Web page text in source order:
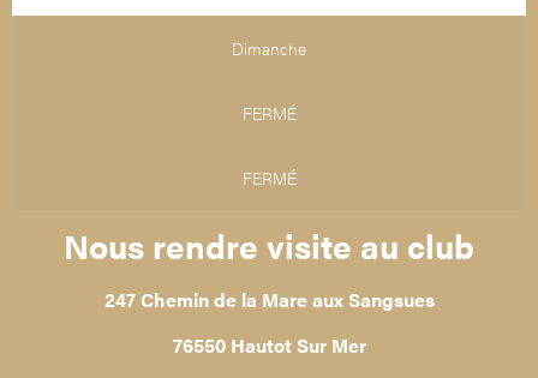
Dimanche
FERMÉ
FERMÉ
Nous rendre visite au club
247 Chemin de la Mare aux Sangsues
76550 Hautot Sur Mer